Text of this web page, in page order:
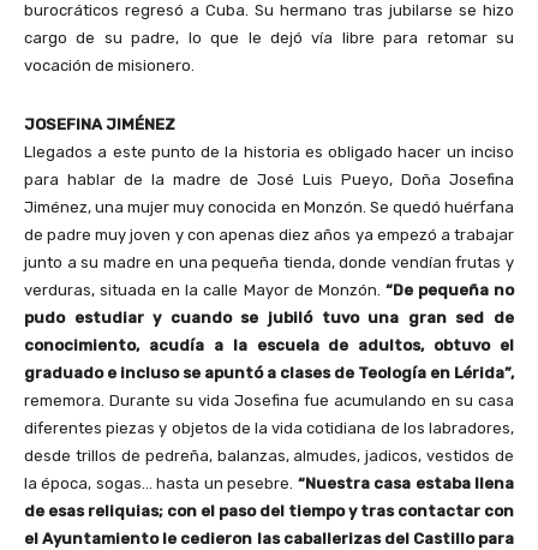
burocráticos regresó a Cuba. Su hermano tras jubilarse se hizo
cargo de su padre, lo que le dejó vía libre para retomar su
vocación de misionero.
JOSEFINA JIMÉNEZ
Llegados a este punto de la historia es obligado hacer un inciso
para hablar de la madre de José Luis Pueyo, Doña Josefina
Jiménez, una mujer muy conocida en Monzón. Se quedó huérfana
de padre muy joven y con apenas diez años ya empezó a trabajar
junto a su madre en una pequeña tienda, donde vendían frutas y
verduras, situada en la calle Mayor de Monzón. “De pequeña no
pudo estudiar y cuando se jubiló tuvo una gran sed de
conocimiento, acudía a la escuela de adultos, obtuvo el
graduado e incluso se apuntó a clases de Teología en Lérida”,
rememora. Durante su vida Josefina fue acumulando en su casa
diferentes piezas y objetos de la vida cotidiana de los labradores,
desde trillos de pedreña, balanzas, almudes, jadicos, vestidos de
la época, sogas… hasta un pesebre. “Nuestra casa estaba llena
de esas reliquias; con el paso del tiempo y tras contactar con
el Ayuntamiento le cedieron las caballerizas del Castillo para